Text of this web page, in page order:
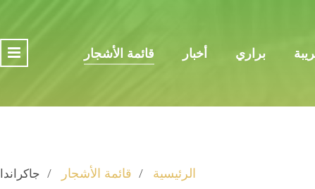
براري أخبار قائمة الأشجار
الرئيسية قائمة الأشجار جاكراندا